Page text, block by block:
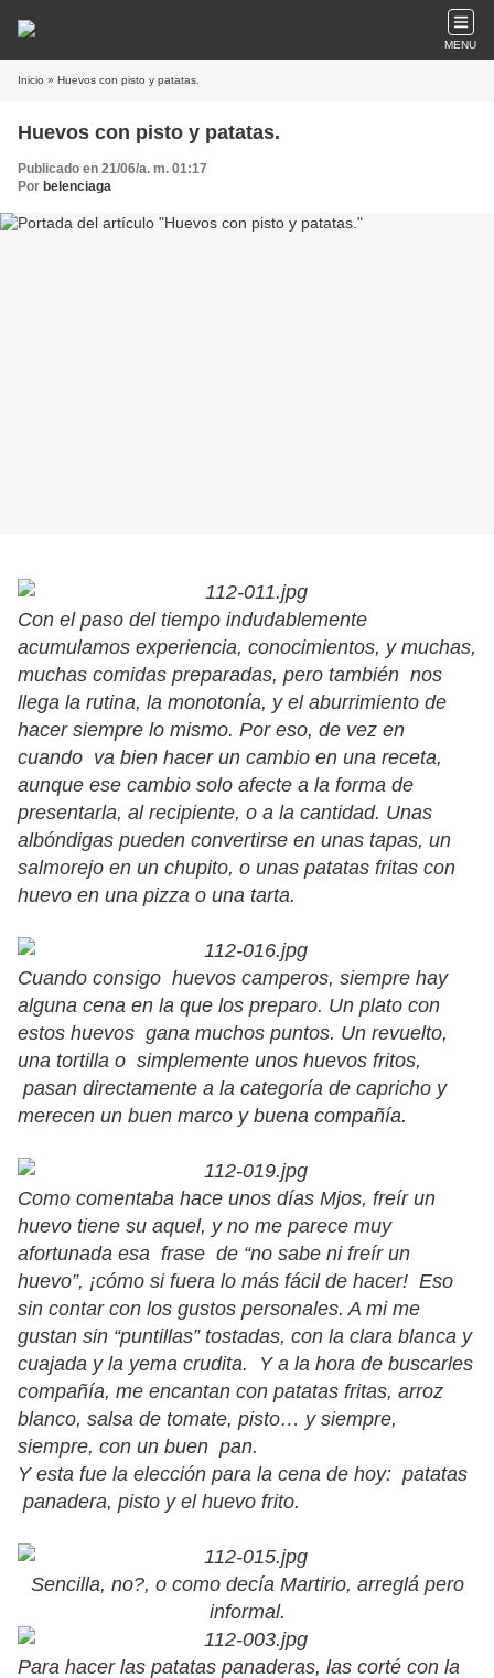
MENU
Inicio » Huevos con pisto y patatas.
Huevos con pisto y patatas.
Publicado en 21/06/a. m. 01:17
Por belenciaga
Con el paso del tiempo indudablemente
acumulamos experiencia, conocimientos, y muchas,
muchas comidas preparadas, pero también nos
llega la rutina, la monotonía, y el aburrimiento de
hacer siempre lo mismo. Por eso, de vez en
cuando va bien hacer un cambio en una receta,
aunque ese cambio solo afecte a la forma de
presentarla, al recipiente, o a la cantidad. Unas
albóndigas pueden convertirse en unas tapas, un
salmorejo en un chupito, o unas patatas fritas con
huevo en una pizza o una tarta.
Cuando consigo huevos camperos, siempre hay
alguna cena en la que los preparo. Un plato con
estos huevos gana muchos puntos. Un revuelto,
una tortilla o simplemente unos huevos fritos,
pasan directamente a la categoría de capricho y
merecen un buen marco y buena compañía.
Como comentaba hace unos días Mjos, freír un
huevo tiene su aquel, y no me parece muy
afortunada esa frase de “no sabe ni freír un
huevo”, ¡cómo si fuera lo más fácil de hacer! Eso
sin contar con los gustos personales. A mi me
gustan sin “puntillas” tostadas, con la clara blanca y
cuajada y la yema crudita. Y a la hora de buscarles
compañía, me encantan con patatas fritas, arroz
blanco, salsa de tomate, pisto… y siempre,
siempre, con un buen pan.
Y esta fue la elección para la cena de hoy: patatas
panadera, pisto y el huevo frito.
Sencilla, no?, o como decía Martirio, arreglá pero
informal.
Para hacer las patatas panaderas, las corté con la